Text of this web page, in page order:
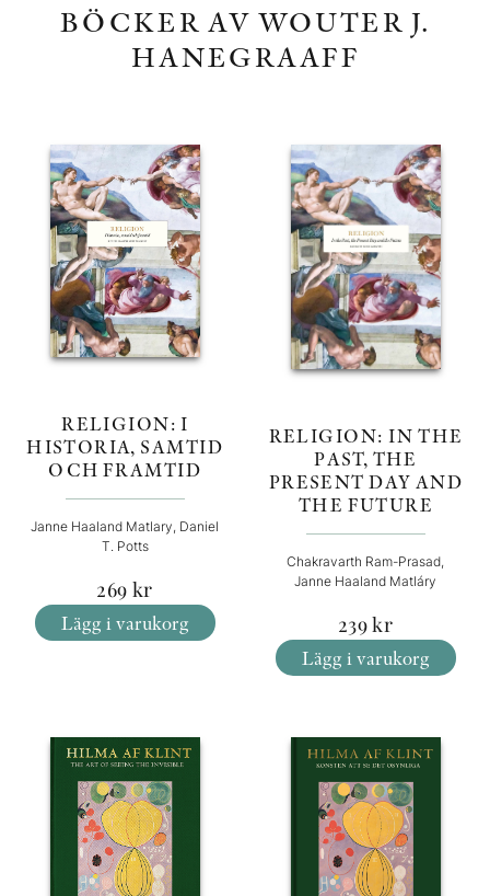
BÖCKER AV WOUTER J.
HANEGRAAFF
RELIGION: I
HISTORIA, SAMTID
OCH FRAMTID
Janne Haaland Matlary, Daniel
T. Potts
269 kr
Lägg i varukorg
RELIGION: IN THE
PAST, THE
PRESENT DAY AND
THE FUTURE
Chakravarth Ram-Prasad,
Janne Haaland Matláry
239kr
Lägg i varukorg